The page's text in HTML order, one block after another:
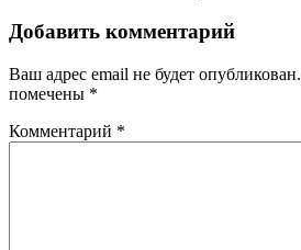
Добавить комментарий
Ваш адрес email не будет опубликован.
помечены *
Комментарий *